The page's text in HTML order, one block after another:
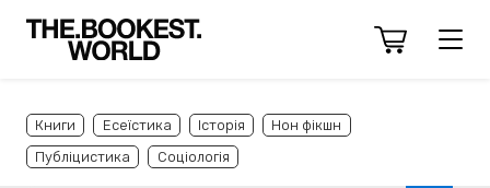
Книги Есеїстика Історія
Нон фікшн
Публіцистика
Соціологія